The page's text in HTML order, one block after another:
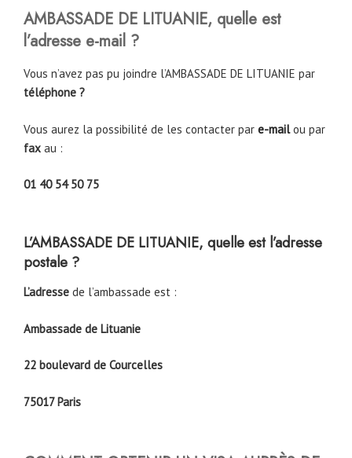
AMBASSADE DE LITUANIE, quelle est
l’adresse e-mail ?
Vous n’avez pas pu joindre l’AMBASSADE DE LITUANIE par
téléphone ?
Vous aurez la possibilité de les contacter par e-mail ou par
fax au :
01 40 54 50 75
L’AMBASSADE DE LITUANIE, quelle est l’adresse
postale ?
L’adresse de l’ambassade est :
Ambassade de Lituanie
22 boulevard de Courcelles
75017 Paris